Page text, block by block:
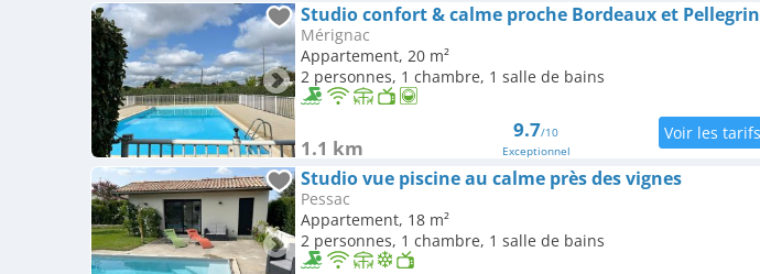
Studio confort & calme proche Bordeaux et Pellegrin
Mérignac
Appartement, 20 m²
2 personnes, 1 chambre, 1 salle de bains
1.1 km
9.7/10
Exceptionnel
Studio vue piscine au calme près des vignes
Pessac
Appartement, 18 m²
2 personnes, 1 chambre, 1 salle de bains